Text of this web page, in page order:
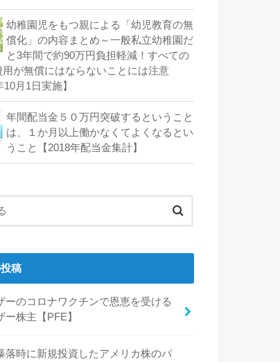
幼稚園児をもつ親による「幼児教育の無
償化」の内容まとめ～一般私立幼稚園だ
と3年間で約90万円負担軽減！すべての
用が無償にはならないことには注意
10月1日実施】
年間配当金５０万円突破するということ
は、１か月以上働かなくてよくなるとい
うこと【2018年配当金集計】
稿
ーのコロナワクチンで恩恵を受ける
ー株主【PFE】
落時に新規投資したアメリカ株のパ